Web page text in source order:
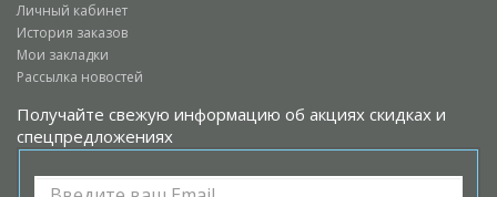
Личный кабинет
История заказов
Мои закладки
Рассылка новостей
Получайте свежую информацию об акциях скидках и
спецпредложениях